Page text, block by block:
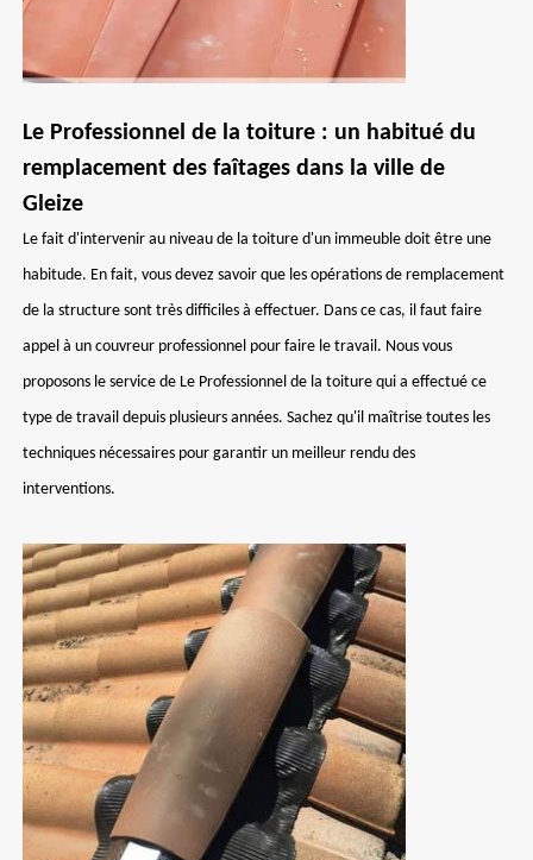
Le Professionnel de la toiture : un habitué du
remplacement des faîtages dans la ville de
Gleize
Le fait d'intervenir au niveau de la toiture d'un immeuble doit être une
habitude. En fait, vous devez savoir que les opérations de remplacement
de la structure sont très difficiles à effectuer. Dans ce cas, il faut faire
appel à un couvreur professionnel pour faire le travail. Nous vous
proposons le service de Le Professionnel de la toiture qui a effectué ce
type de travail depuis plusieurs années. Sachez qu'il maîtrise toutes les
techniques nécessaires pour garantir un meilleur rendu des
interventions.